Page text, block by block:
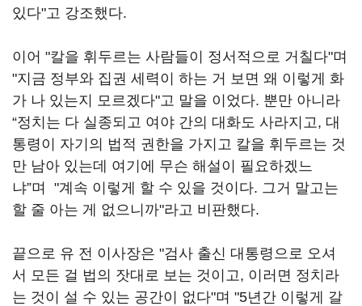
있다"고 강조했다.
이어 "칼을 휘두르는 사람들이 정서적으로 거칠다"며
"지금 정부와 집권 세력이 하는 거 보면 왜 이렇게 화
가 나 있는지 모르겠다"고 말을 이었다. 뿐만 아니라
“정치는 다 실종되고 여야 간의 대화도 사라지고, 대
통령이 자기의 법적 권한을 가지고 칼을 휘두르는 것
만 남아 있는데 여기에 무슨 해설이 필요하겠느
냐”며 "계속 이렇게 할 수 있을 것이다. 그거 말고는
할 줄 아는 게 없으니까"라고 비판했다.
끝으로 유 전 이사장은 "검사 출신 대통령으로 오셔
서 모든 걸 법의 잣대로 보는 것이고, 이러면 정치라
는 것이 설 수 있는 공간이 없다"며 "5년간 이렇게 갈